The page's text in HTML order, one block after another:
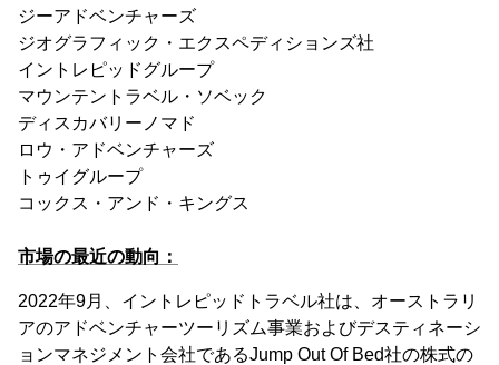
ジーアドベンチャーズ
ジオグラフィック・エクスペディションズ社
イントレピッドグループ
マウンテントラベル・ソベック
ディスカバリーノマド
ロウ・アドベンチャーズ
トゥイグループ
コックス・アンド・キングス
市場の最近の動向：
2022年9月、イントレピッドトラベル社は、オーストラリ
アのアドベンチャーツーリズム事業およびデスティネーシ
ョンマネジメント会社であるJump Out Of Bed社の株式の